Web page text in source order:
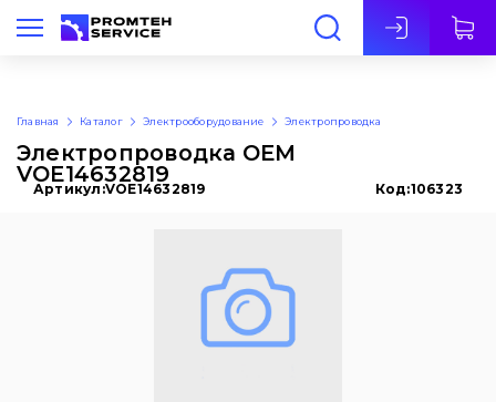
Рус
Главная Каталог Электрооборудование Электропроводка
Электропроводка OEM
VOE14632819
Артикул:VOE14632819 Код:106323